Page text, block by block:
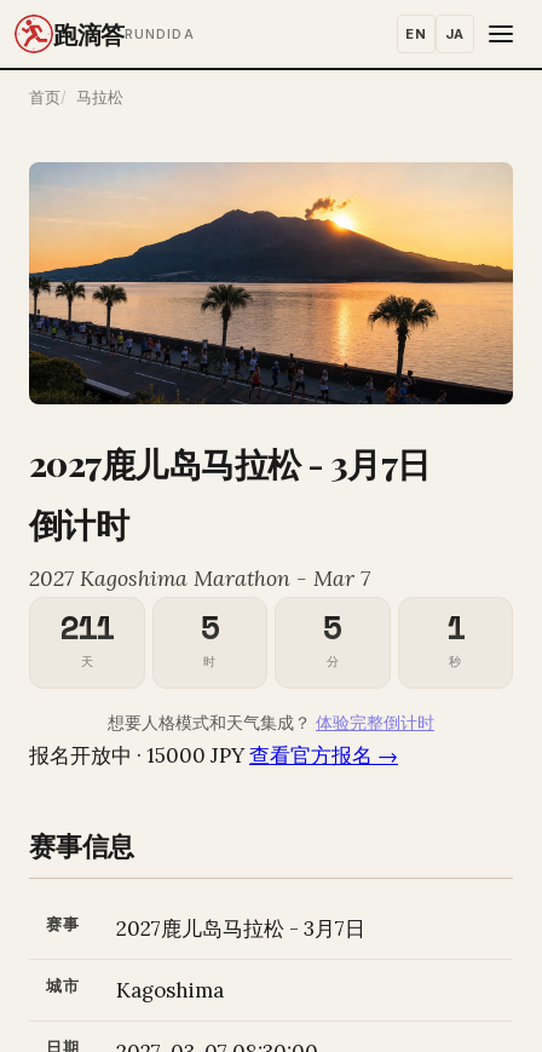
跑滴答RUNDIDA EN JA
首页 马拉松
2027鹿儿岛马拉松 - 3月7日
倒计时
2027 Kagoshima Marathon - Mar 7
211
天
5
时
5
分
0
秒
想要人格模式和天气集成？ 体验完整倒计时
报名开放中 · 15000 JPY查看官方报名 →
赛事信息
赛事 2027鹿儿岛马拉松 - 3月7日
城市 Kagoshima
日期